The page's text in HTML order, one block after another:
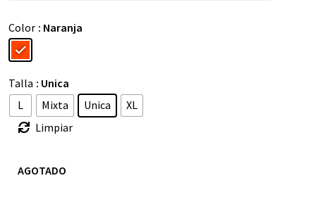
Color : Naranja
Talla : Unica
L
Mixta Unica
XL
Limpiar
AGOTADO